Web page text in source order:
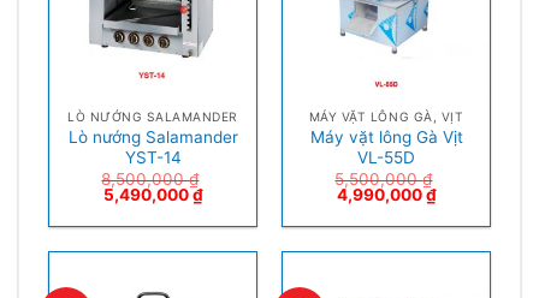
LÒ NƯỚNG SALAMANDER
Lò nướng Salamander
YST-14
8,500,000₫
5,490,000₫
MÁY VẶT LÔNG GÀ, VỊT
Máy vặt lông Gà Vịt
VL-55D
5,500,000₫
4,990,000₫